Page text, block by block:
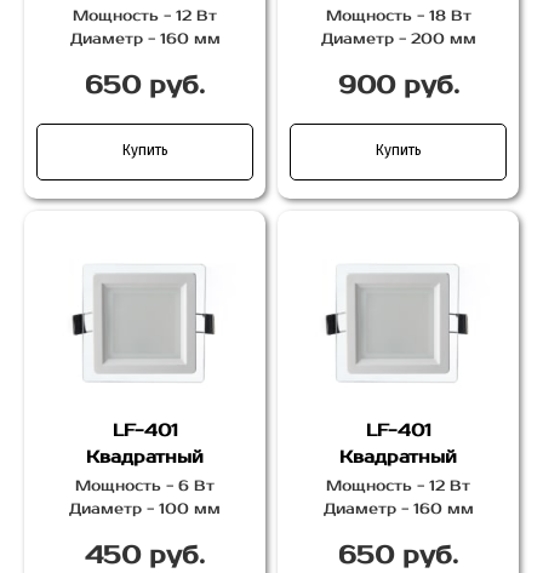
Мощность - 12 Вт
Диаметр - 160 мм
650 руб.
Купить
Мощность - 18 Вт
Диаметр - 200 мм
900 руб.
Купить
LF-401
Квадратный
Мощность - 6 Вт
Диаметр - 100 мм
450 руб.
LF-401
Квадратный
Мощность - 12 Вт
Диаметр - 160 мм
650 руб.